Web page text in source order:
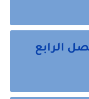
الرابع